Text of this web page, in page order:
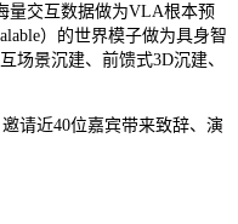
量交互数据做为VLA根本预
）的世界模子做为具身智
场景沉建、前馈式3D沉建、
请近40位嘉宾带来致辞、演